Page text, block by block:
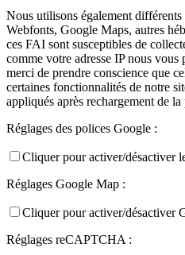
Nous utilisons également
Webfonts, Google Maps, autres
ces FAI sont susceptibles de
comme votre adresse IP nous
merci de prendre conscience que
certaines fonctionnalités de notre
appliqués après rechargement de la
Réglages des polices Google :
Cliquer pour activer/désactiver
Réglages Google Map :
Cliquer pour activer/désactiver
Réglages reCAPTCHA :